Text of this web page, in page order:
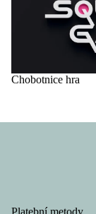
Chobotnice hra
Platební metody